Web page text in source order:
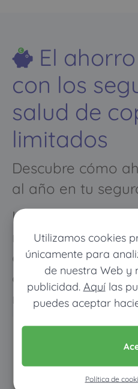
Utilizamos cookies
únicamente para
de nuestra Web y
publicidad. Aquílas
puedes aceptar
Política de
El
con los
salud de
limitados
Descubre cómo
al año en tu
Los meses que
médico pagarás
cuando vayas
como con un
normal